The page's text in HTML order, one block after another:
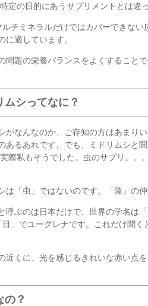
定の目的にあうサプリメントとは違
チミネラルだけではカバーできない
に適しています。
問題の栄養バランスをよくすること
ムシってなに？
なんなのか、ご存知の方はあまり
あるあれです。でも、ミドリムシと
際私もそうでした。虫のサプリ。。
は「虫」ではないのです。「藻」の仲
呼ぶのは日本だけで、世界の学名は
目」でユーグレナです。これだけ聞
近くに、光を感じるきれいな赤い点
の？